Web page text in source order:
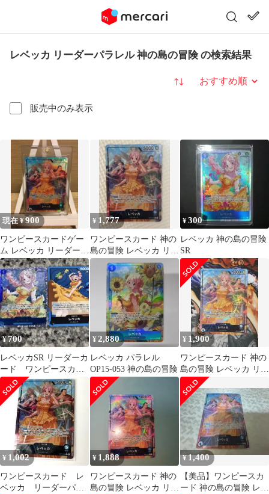
レベッカ リーダーパラレル 神の島の冒険 の検索結果
販売中のみ表示
並び替え
現在 ¥900
ワンピースカードゲー
ム レベッカ リーダーパ
ラレル OP15-039
¥ 1,777
ワンピースカード 神の
島の冒険 レベッカ リー
ダーパラレル
¥300
レベッカ 神の島の冒険
SR
¥700
レベッカSR リーダーカ
ード ワンピースカー
ド 神の島の冒険
¥2,880
レベッカ パラレル
OP15-053 神の島の冒険
¥ 1,900
ワンピースカード 神の
島の冒険 レベッカ リー
ダーパラレル
¥ 1,002
ワンピースカード レ
ベッカ リーダーパラ
¥ 1,888
ワンピースカード 神の
島の冒険 レベッカ リー
¥1,400
【美品】ワンピースカ
ード 神の島の冒険 レベ